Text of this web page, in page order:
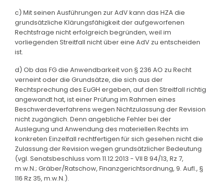
c) Mit seinen Ausführungen zur AdV kann das HZA die
grundsätzliche Klärungsfähigkeit der aufgeworfenen
Rechtsfrage nicht erfolgreich begründen, weil im
vorliegenden Streitfall nicht über eine AdV zu entscheiden
ist.
d) Ob das FG die Anwendbarkeit von § 236 AO zu Recht
verneint oder die Grundsätze, die sich aus der
Rechtsprechung des EuGH ergeben, auf den Streitfall richtig
angewandt hat, ist einer Prüfung im Rahmen eines
Beschwerdeverfahrens wegen Nichtzulassung der Revision
nicht zugänglich. Denn angebliche Fehler bei der
Auslegung und Anwendung des materiellen Rechts im
konkreten Einzelfall rechtfertigen für sich gesehen nicht die
Zulassung der Revision wegen grundsätzlicher Bedeutung
(vgl. Senatsbeschluss vom 11.12.2013 - VII B 94/13, Rz 7,
m.w.N.; Gräber/Ratschow, Finanzgerichtsordnung, 9. Aufl., §
116 Rz 35, m.w.N.).